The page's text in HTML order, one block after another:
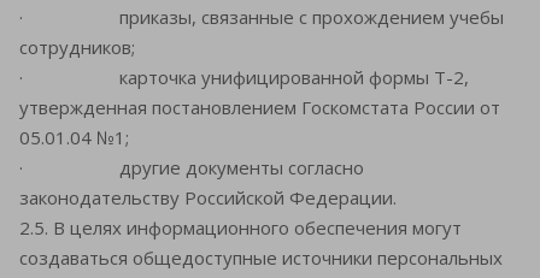
· приказы, связанные с прохождением учебы
сотрудников;
· карточка унифицированной формы Т-2,
утвержденная постановлением Госкомстата России от
05.01.04 №1;
· другие документы согласно
законодательству Российской Федерации.
2.5. В целях информационного обеспечения могут
создаваться общедоступные источники персональных